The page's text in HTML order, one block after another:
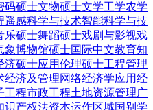
码硕士文物硕士文学工学农学
遥感科学与技术智能科学与技
乐硕士舞蹈硕士戏剧与影视戏
象博物馆硕士国际中文教育知
济硕士应用伦理硕士工程管理
经济及管理网络经济学应用经
工程市政工程土地资源管理广
识产权法资本运作区域国别学